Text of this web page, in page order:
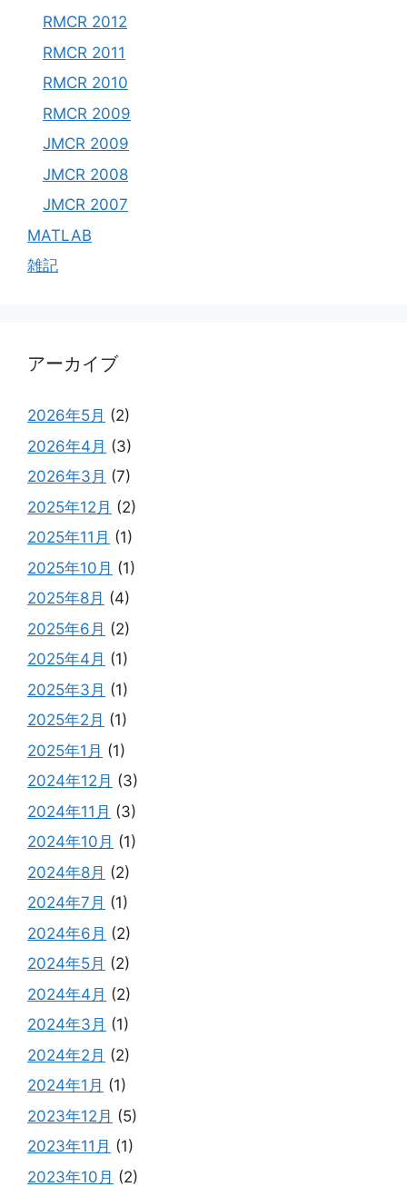
RMCR 2012
RMCR 2011
RMCR 2010
RMCR 2009
JMCR 2009
JMCR 2008
JMCR 2007
MATLAB
雑記
アーカイブ
2026年5月 (2)
2026年4月 (3)
2026年3月 (7)
2025年12月 (2)
2025年11月 (1)
2025年10月 (1)
2025年8月 (4)
2025年6月 (2)
2025年4月 (1)
2025年3月 (1)
2025年2月 (1)
2025年1月 (1)
2024年12月 (3)
2024年11月 (3)
2024年10月 (1)
2024年8月 (2)
2024年7月 (1)
2024年6月 (2)
2024年5月 (2)
2024年4月 (2)
2024年3月 (1)
2024年2月 (2)
2024年1月 (1)
2023年12月 (5)
2023年11月 (1)
2023年10月 (2)